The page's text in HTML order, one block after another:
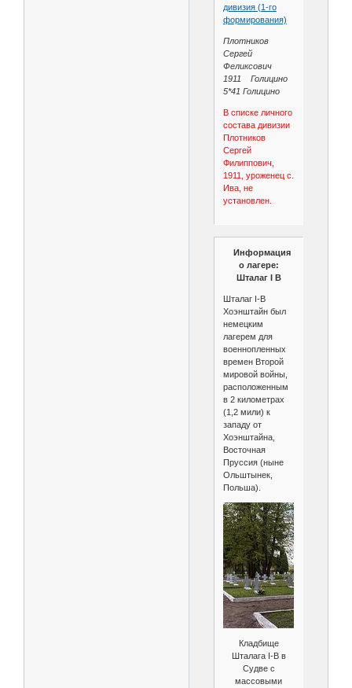
дивизия (1-го
формирования)
Плотников
Сергей
Феликсович
1911 Голицино
5*41 Голицино
В списке личного
состава дивизии
Плотников
Сергей
Филиппович,
1911, уроженец с.
Ива, не
установлен.
Информация
о лагере:
Шталаг I B
Шталаг I-B
Хоэнштайн был
немецким
лагерем для
военнопленных
времен Второй
мировой войны,
расположенным
в 2 километрах
(1,2 мили) к
западу от
Хоэнштайна,
Восточная
Пруссия (ныне
Ольштынек,
Польша).
Кладбище
Шталага I-B в
Судве с
массовыми